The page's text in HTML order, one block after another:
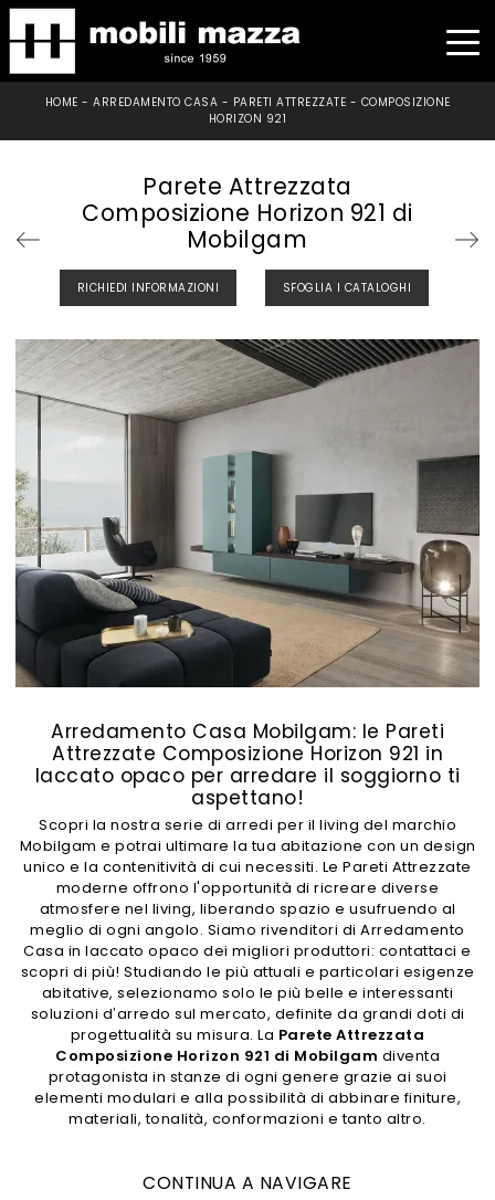
HOME - ARREDAMENTO CASA - PARETI ATTREZZATE - COMPOSIZIONE
HORIZON 921
Parete Attrezzata
Composizione Horizon 921 di
Mobilgam
RICHIEDI INFORMAZIONI SFOGLIA I CATALOGHI
Arredamento Casa Mobilgam: le Pareti
Attrezzate Composizione Horizon 921 in
laccato opaco per arredare il soggiorno ti
aspettano!
Scopri la nostra serie di arredi per il living del marchio
Mobilgam e potrai ultimare la tua abitazione con un design
unico e la contenitività di cui necessiti. Le Pareti Attrezzate
moderne offrono l'opportunità di ricreare diverse
atmosfere nel living, liberando spazio e usufruendo al
meglio di ogni angolo. Siamo rivenditori di Arredamento
Casa in laccato opaco dei migliori produttori: contattaci e
scopri di più! Studiando le più attuali e particolari esigenze
abitative, selezionamo solo le più belle e interessanti
soluzioni d’arredo sul mercato, definite da grandi doti di
progettualità su misura. La Parete Attrezzata
Composizione Horizon 921 di Mobilgam diventa
protagonista in stanze di ogni genere grazie ai suoi
elementi modulari e alla possibilità di abbinare finiture,
materiali, tonalità, conformazioni e tanto altro.
CONTINUA A NAVIGARE